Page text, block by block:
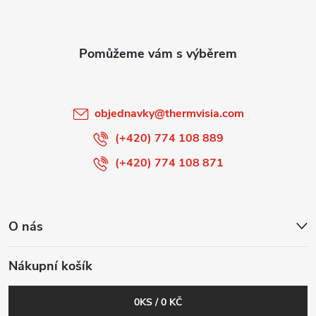
objednavky@thermvisia.com
(+420) 774 108 889
(+420) 774 108 871
O nás
Nákupní košík
0KS /0 KČ